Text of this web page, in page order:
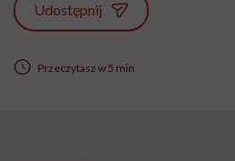
Udostępnij
Przeczytasz w 5 min